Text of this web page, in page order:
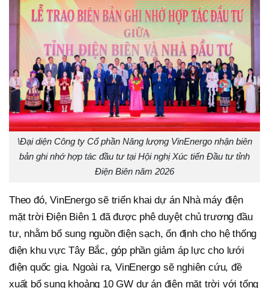
\Đại diện Công ty Cổ phần Năng lượng VinEnergo nhận biên
bản ghi nhớ hợp tác đầu tư tại Hội nghị Xúc tiến Đầu tư tỉnh
Điện Biên năm 2026
Theo đó, VinEnergo sẽ triển khai dự án Nhà máy điện
mặt trời Điện Biên 1 đã được phê duyệt chủ trương đầu
tư, nhằm bổ sung nguồn điện sạch, ổn định cho hệ thống
điện khu vực Tây Bắc, góp phần giảm áp lực cho lưới
điện quốc gia. Ngoài ra, VinEnergo sẽ nghiên cứu, đề
xuất bổ sung khoảng 10 GW dự án điện mặt trời với tổng